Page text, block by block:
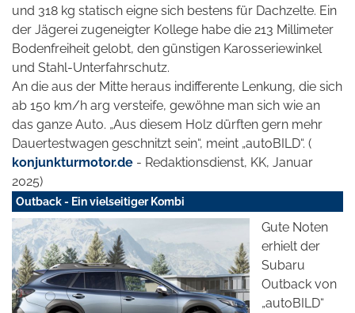
und 318 kg statisch eigne sich bestens für Dachzelte. Ein
der Jägerei zugeneigter Kollege habe die 213 Millimeter
Bodenfreiheit gelobt, den günstigen Karosseriewinkel
und Stahl-Unterfahrschutz.
An die aus der Mitte heraus indifferente Lenkung, die sich
ab 150 km/h arg versteife, gewöhne man sich wie an
das ganze Auto. „Aus diesem Holz dürften gern mehr
Dauertestwagen geschnitzt sein“, meint „autoBILD“. (
konjunkturmotor.de - Redaktionsdienst, KK, Januar
2025)
Outback - Ein vielseitiger Kombi
Gute Noten
erhielt der
Subaru
Outback von
„autoBILD“